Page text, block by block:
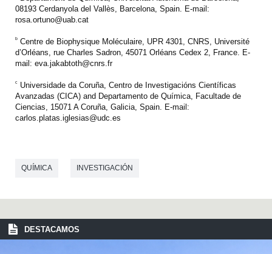
08193 Cerdanyola del Vallès, Barcelona, Spain. E-mail:
rosa.ortuno@uab.cat
b Centre de Biophysique Moléculaire, UPR 4301, CNRS, Université
d’Orléans, rue Charles Sadron, 45071 Orléans Cedex 2, France. E-
mail: eva.jakabtoth@cnrs.fr
c
Universidade da Coruña, Centro de Investigacións Científicas
Avanzadas (CICA) and Departamento de Química, Facultade de
Ciencias, 15071 A Coruña, Galicia, Spain. E-mail:
carlos.platas.iglesias@udc.es
QUÍMICA INVESTIGACIÓN
DESTACAMOS